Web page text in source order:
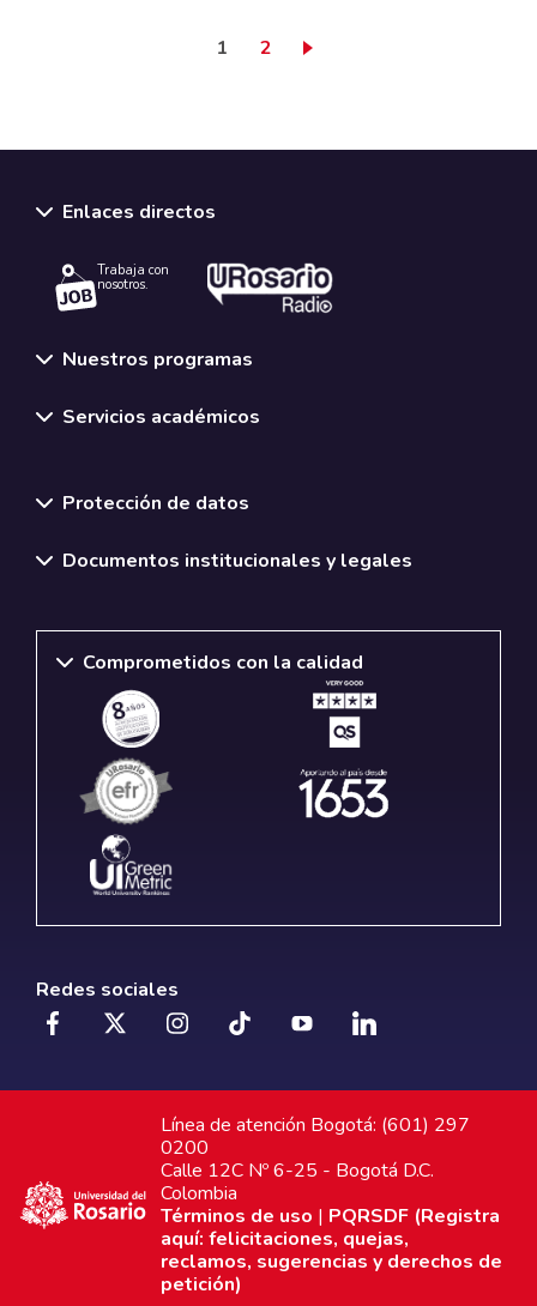
Página actual
1 Page
2
Enlaces directos
Trabaja con
nosotros.
Nuestros programas
Servicios académicos
Protección de datos
Documentos institucionales y legales
Comprometidos con la calidad
Redes sociales
Línea de atención Bogotá: (601) 297
0200
Calle 12C Nº 6-25 - Bogotá D.C.
Colombia
Términos de uso | PQRSDF (Registra
aquí: felicitaciones, quejas,
reclamos, sugerencias y derechos de
petición)